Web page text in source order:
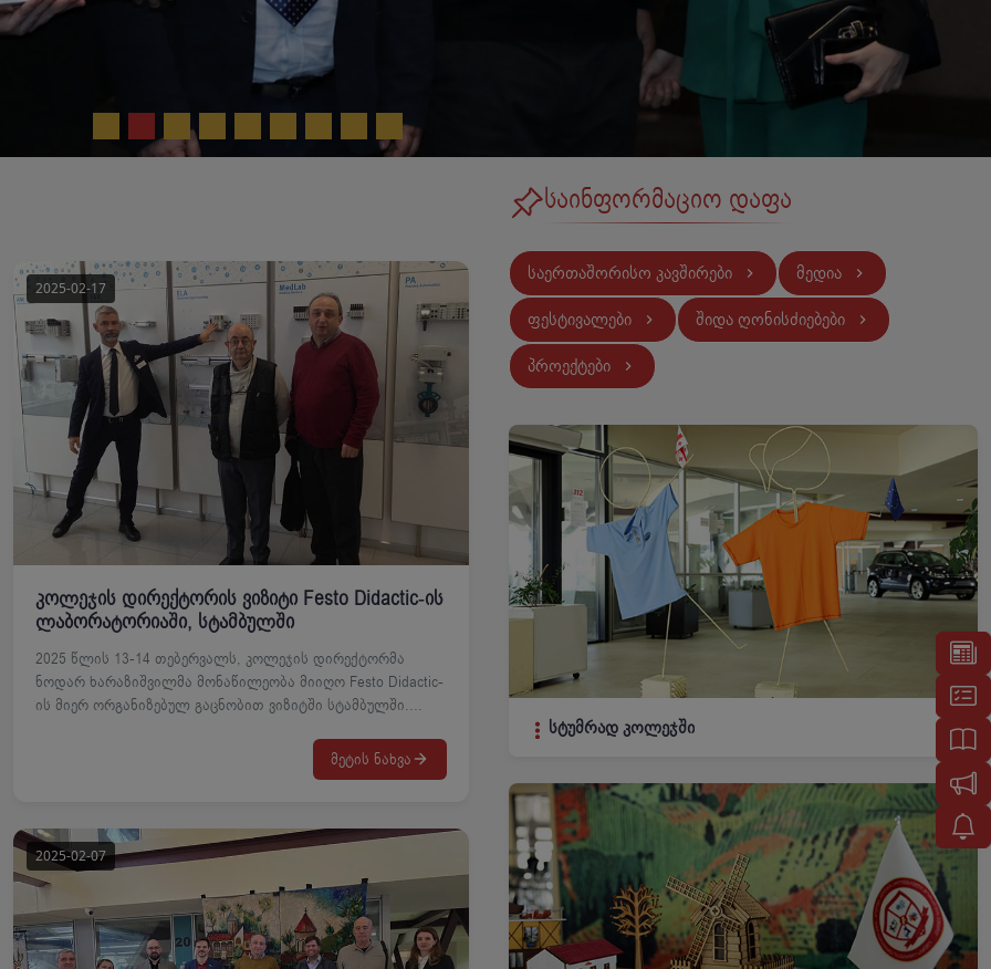
კოლეჯის დირექტორის ვიზიტი Festo Didactic-ის
ლაბორატორიაში, სტამბულში
2025 წლის 13-14 თებერვალს, კოლეჯის დირექტორმა
ნოდარ ხარაზიშვილმა მონაწილეობა მიიღო Festo Didactic-
ის მიერ ორგანიზებულ გაცნობით ვიზიტში სტამბულში.
განხილვა და თანამედროვე საგანმანათლებლო
ტექნოლოგიების გაცნობა. დირექტორმა გაეცნო კომპანიის
Didactic, რომელიც WorldSkills-ის პარტნიორია 1991
წლიდან, გლობალური ლიდერია პროფესიულ
განათლებაში.
მეტის ნახვა
საინფორმაციო დაფა
საერთაშორისო კავშირები
მედია
ფესტივალები
შიდა ღონისძიებები
პროექტები
სტუმრად კოლეჯში